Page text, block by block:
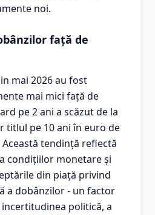
noi.
față de
mai 2026 au fost
mai mici față de
pe 2 ani a scăzut de la
titlul pe 10 ani în euro de
Această tendință reflectă
condițiilor monetare și
din piață privind
a dobânzilor - un factor
politică, a